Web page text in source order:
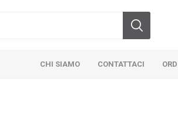
CHI SIAMO CONTATTACI